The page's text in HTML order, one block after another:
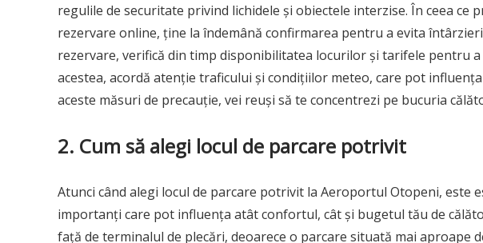
regulile de securitate privind lichidele și obiectele interzise. În ceea ce
rezervare online, ține la îndemână confirmarea pentru a evita
rezervare, verifică din timp disponibilitatea locurilor și tarifele pentru
acestea, acordă atenție traficului și condițiilor meteo, care pot
aceste măsuri de precauție, vei reuși să te concentrezi pe bucuria
2. Cum să alegi locul de parcare potrivit
Atunci când alegi locul de parcare potrivit la Aeroportul Otopeni, este
importanți care pot influența atât confortul, cât și bugetul tău de
față de terminalul de plecări, deoarece o parcare situată mai aproape